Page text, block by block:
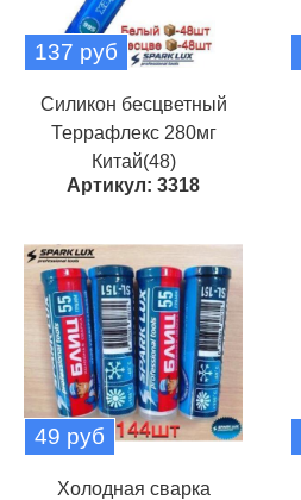
137 руб
Силикон бесцветный
Террафлекс 280мг
Китай(48)
Артикул: 3318
49 руб
Холодная сварка